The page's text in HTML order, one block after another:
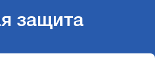
защита